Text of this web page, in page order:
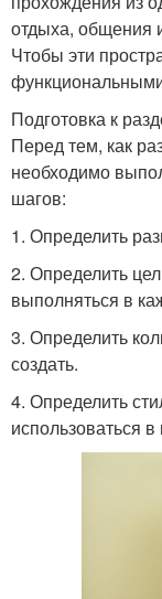
отдыха, общения
Чтобы эти
Подготовка к
Перед тем, как
необходимо
шагов:
1. Определить
2. Определить
выполняться в
3. Определить
создать.
4. Определить
использоваться